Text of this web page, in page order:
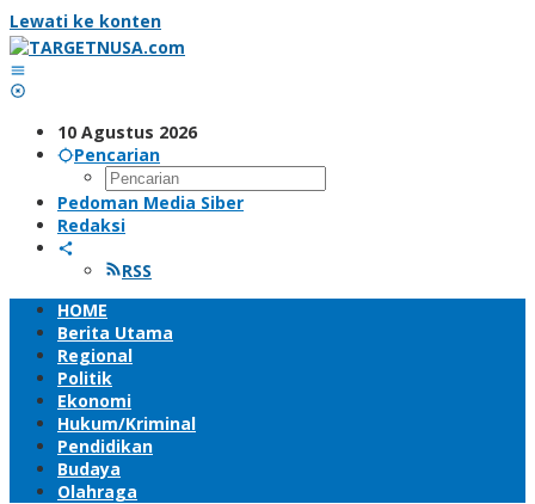
Lewati ke konten
10 Agustus 2026
Pencarian
Pedoman Media Siber
Redaksi
RSS
HOME
Berita Utama
Regional
Politik
Ekonomi
Hukum/Kriminal
Pendidikan
Budaya
Olahraga